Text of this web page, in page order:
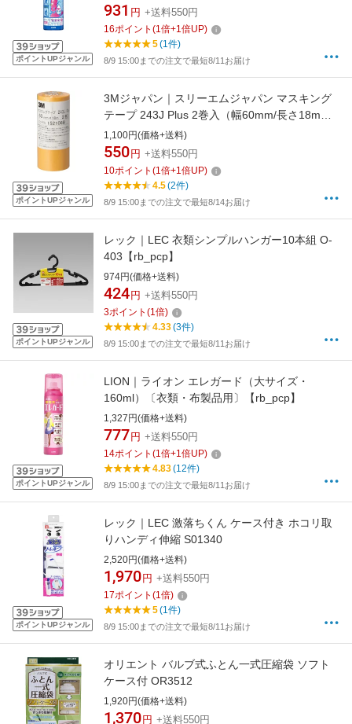
ポイントUPジャンル
931 円 +送料550円
16ポイント (1倍+1倍UP)
5(1件)
8/9 15:00までの注文で最短8/11お届け
ポイントUPジャンル
3Mジャパン｜スリーエムジャパン マスキング
テープ 243J Plus 2巻入（幅60mm/長さ18m）
黄 243J60
1,100円(価格+送料)
550 円 +送料550円
10ポイント (1倍+1倍UP)
4.5(2件)
8/9 15:00までの注文で最短8/14お届け
ポイントUPジャンル
レック｜LEC 衣類シンプルハンガー10本組 O-
403【rb_pcp】
974円(価格+送料)
424 円 +送料550円
3ポイント (1倍)
4.33(3件)
8/9 15:00までの注文で最短8/11お届け
ポイントUPジャンル
LION｜ライオン エレガード（大サイズ・
160ml）〔衣類・布製品用〕【rb_pcp】
1,327円(価格+送料)
777 円 +送料550円
14ポイント (1倍+1倍UP)
4.83(12件)
8/9 15:00までの注文で最短8/11お届け
ポイントUPジャンル
レック｜LEC 激落ちくん ケース付き ホコリ取
りハンディ伸縮 S01340
2,520円(価格+送料)
1,970 円 +送料550円
17ポイント (1倍)
5(1件)
8/9 15:00までの注文で最短8/11お届け
オリエント バルブ式ふとん一式圧縮袋 ソフト
ケース付 OR3512
1,920円(価格+送料)
1,370 円 +送料550円